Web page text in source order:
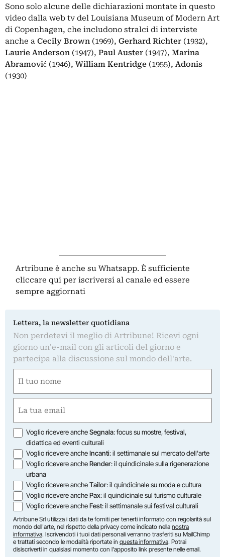
Sono solo alcune delle dichiarazioni montate in questo
video dalla web tv del Louisiana Museum of Modern Art
di Copenhagen, che includono stralci di interviste
anche a Cecily Brown (1969), Gerhard Richter (1932),
Laurie Anderson (1947), Paul Auster (1947), Marina
Abramović (1946), William Kentridge (1955), Adonis
(1930)
Artribune è anche su Whatsapp. È sufficiente
cliccare qui per iscriversi al canale ed essere
sempre aggiornati
Lettera, la newsletter quotidiana
Non perdetevi il meglio di Artribune! Ricevi ogni
giorno un'e-mail con gli articoli del giorno e
partecipa alla discussione sul mondo dell'arte.
(Required)
First
(Required)
Opzioni
Voglio ricevere ancheSegnala: focus su mostre, festival,
didattica ed eventi culturali
Voglio ricevere ancheIncanti: il settimanale sul mercato dell'arte
Voglio ricevere ancheRender: il quindicinale sulla rigenerazione
urbana
Voglio ricevere ancheTailor: il quindicinale su moda e cultura
Voglio ricevere anchePax: il quindicinale sul turismo culturale
Voglio ricevere ancheFest: il settimanale sui festival culturali
Artribune Srl utilizza i dati da te forniti per tenerti informato con regolarità sul
mondo dell'arte, nel rispetto della privacy come indicato nella nostra
informativa. Iscrivendoti i tuoi dati personali verranno trasferiti su MailChimp
e trattati secondo le modalità riportate in questa informativa. Potrai
disiscriverti in qualsiasi momento con l'apposito link presente nelle email.